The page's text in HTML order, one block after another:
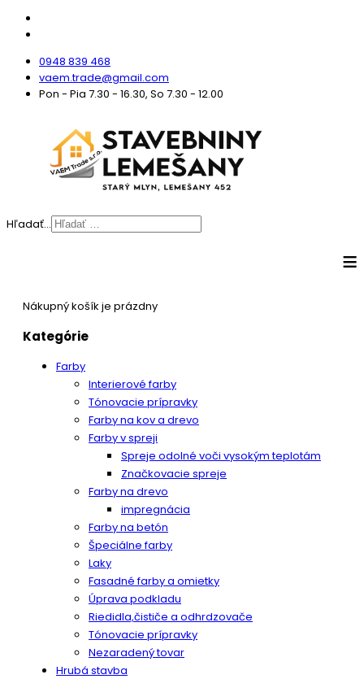
0948 839 468
vaem.trade@gmail.com
Pon - Pia 7.30 - 16.30, So 7.30 - 12.00
Hľadať...
≡
Nákupný košík je prázdny
Kategórie
Farby
Interierové farby
Tónovacie prípravky
Farby na kov a drevo
Farby v spreji
Spreje odolné voči vysokým teplotám
Značkovacie spreje
Farby na drevo
impregnácia
Farby na betón
Špeciálne farby
Laky
Fasadné farby a omietky
Úprava podkladu
Riedidla,čističe a odhrdzovače
Tónovacie prípravky
Nezaradený tovar
Hrubá stavba